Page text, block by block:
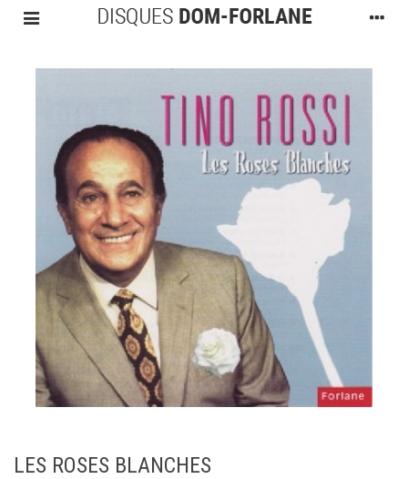
LES ROSES BLANCHES